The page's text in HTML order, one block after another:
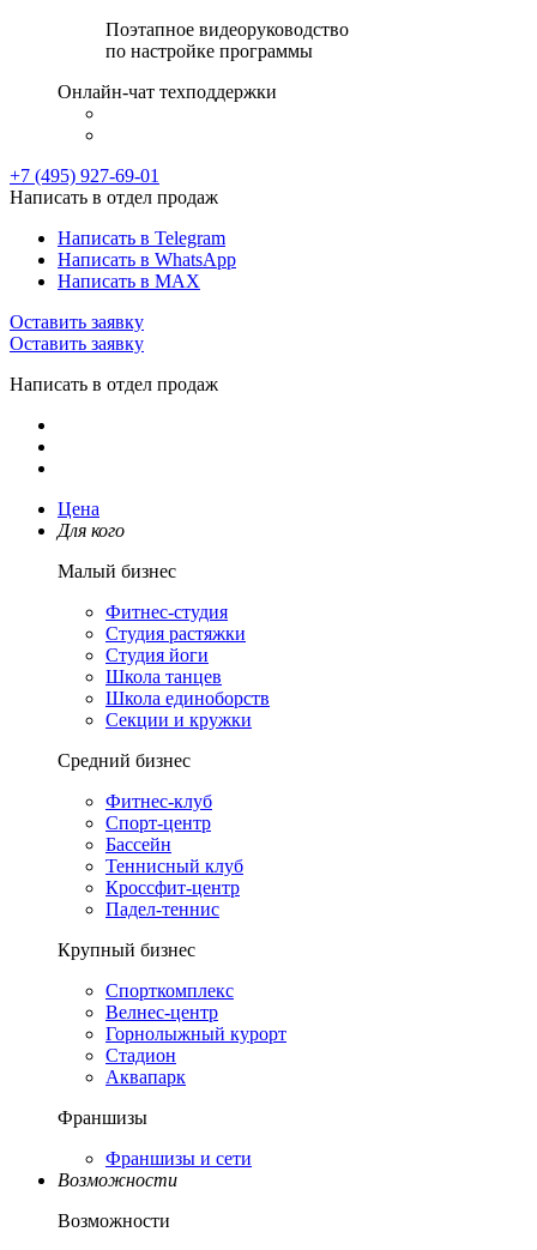
Поэтапное видеоруководство
по настройке программы
Онлайн-чат техподдержки
+7 (495) 927-69-01
Написать в отдел продаж
Написать в Telegram
Написать в WhatsApp
Написать в MAX
Оставить заявку
Оставить заявку
Написать в отдел продаж
Цена
Для кого
Малый бизнес
Фитнес-студия
Студия растяжки
Студия йоги
Школа танцев
Школа единоборств
Секции и кружки
Средний бизнес
Фитнес-клуб
Спорт-центр
Бассейн
Теннисный клуб
Кроссфит-центр
Падел-теннис
Крупный бизнес
Спорткомплекс
Велнес-центр
Горнолыжный курорт
Стадион
Аквапарк
Франшизы
Франшизы и сети
Возможности
Возможности